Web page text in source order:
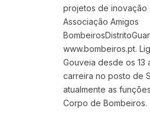
projetos de inovação
Associação Amigos
www.bombeiros.pt.
Gouveia desde os 13
carreira no posto de
atualmente as
Corpo de Bombeiros.